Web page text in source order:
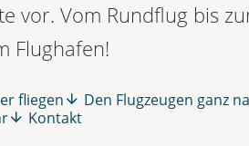
vor. Vom Rundflug bis
Flughafen!
fliegen Den Flugzeugen ganz
Kontakt